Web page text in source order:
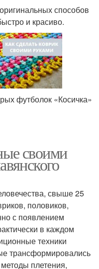
способов
и красиво.
футболок «Косичка»
своими
свыше 25
половиков,
с появлением
в каждом
техники
трансформировались
плетения,